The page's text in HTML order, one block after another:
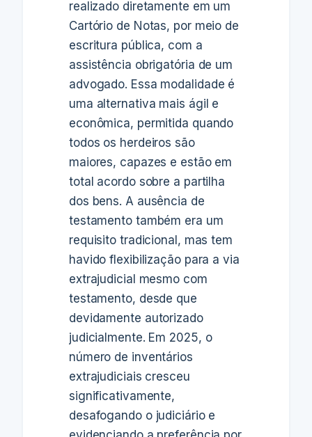
realizado diretamente em um
Cartório de Notas, por meio de
escritura pública, com a
assistência obrigatória de um
advogado. Essa modalidade é
uma alternativa mais ágil e
econômica, permitida quando
todos os herdeiros são
maiores, capazes e estão em
total acordo sobre a partilha
dos bens. A ausência de
testamento também era um
requisito tradicional, mas tem
havido flexibilização para a via
extrajudicial mesmo com
testamento, desde que
devidamente autorizado
judicialmente. Em 2025, o
número de inventários
extrajudiciais cresceu
significativamente,
desafogando o judiciário e